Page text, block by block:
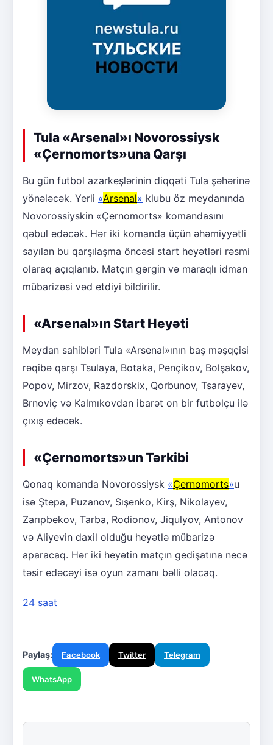
Tula «Arsenal»ı Novorossiysk
«Çernomorts»una Qarşı
Bu gün futbol azarkeşlərinin diqqəti Tula şəhərinə
yönələcək. Yerli «Arsenal» klubu öz meydanında
Novorossiyskin «Çernomorts» komandasını
qəbul edəcək. Hər iki komanda üçün əhəmiyyətli
sayılan bu qarşılaşma öncəsi start heyətləri rəsmi
olaraq açıqlanıb. Matçın gərgin və maraqlı idman
mübarizəsi vəd etdiyi bildirilir.
«Arsenal»ın Start Heyəti
Meydan sahibləri Tula «Arsenal»ının baş məşqçisi
rəqibə qarşı Tsulaya, Botaka, Pençikov, Bolşakov,
Popov, Mirzov, Razdorskix, Qorbunov, Tsarayev,
Brnoviç və Kalmıkovdan ibarət on bir futbolçu ilə
çıxış edəcək.
«Çernomorts»un Tərkibi
Qonaq komanda Novorossiysk «Çernomorts»u
isə Ştepa, Puzanov, Sışenko, Kirş, Nikolayev,
Zarıpbekov, Tarba, Rodionov, Jiqulyov, Antonov
və Aliyevin daxil olduğu heyətlə mübarizə
aparacaq. Hər iki heyətin matçın gedişatına necə
təsir edəcəyi isə oyun zamanı bəlli olacaq.
24 saat
Paylaş: Facebook Twitter Telegram
WhatsApp